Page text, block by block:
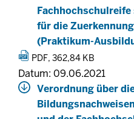
für die
(Praktikum-
PDF, 362,84 KB
Datum: 09.06.2021
Verordnung über